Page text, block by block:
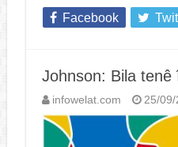
Facebook
Johnson: Bila
infowelat.com 25/09/